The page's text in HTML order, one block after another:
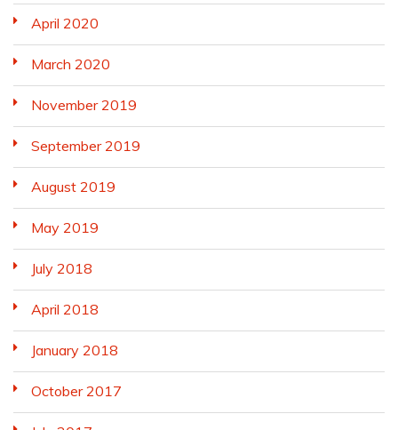
April 2020
March 2020
November 2019
September 2019
August 2019
May 2019
July 2018
April 2018
January 2018
October 2017